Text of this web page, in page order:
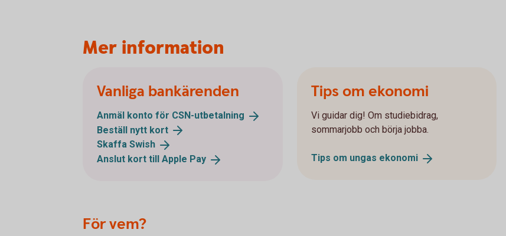
Mer information
Vanliga bankärenden
Anmäl konto för CSN-utbetalning
Beställ nytt kort
Skaffa Swish
Anslut kort till Apple Pay
Tips om ekonomi
Vi guidar dig! Om studiebidrag,
sommarjobb och börja jobba.
Tips om ungas ekonomi
För vem?